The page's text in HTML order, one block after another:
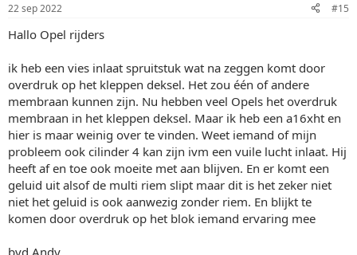
22 sep 2022 #15
Hallo Opel rijders
ik heb een vies inlaat spruitstuk wat na zeggen komt door
overdruk op het kleppen deksel. Het zou één of andere
membraan kunnen zijn. Nu hebben veel Opels het overdruk
membraan in het kleppen deksel. Maar ik heb een a16xht en
hier is maar weinig over te vinden. Weet iemand of mijn
probleem ook cilinder 4 kan zijn ivm een vuile lucht inlaat. Hij
heeft af en toe ook moeite met aan blijven. En er komt een
geluid uit alsof de multi riem slipt maar dit is het zeker niet
niet het geluid is ook aanwezig zonder riem. En blijkt te
komen door overdruk op het blok iemand ervaring mee
bvd Andy